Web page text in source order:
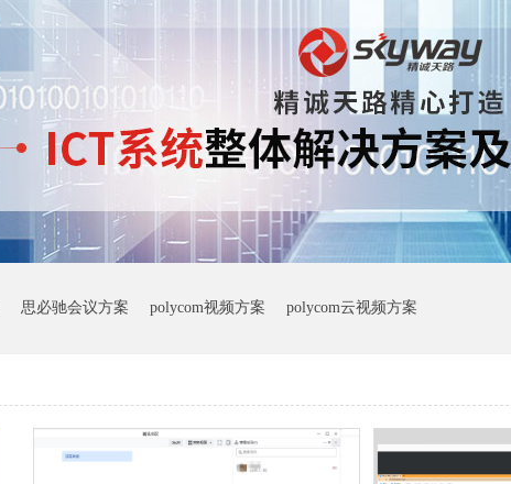
思必驰会议方案 polycom视频方案 polycom云视频方案